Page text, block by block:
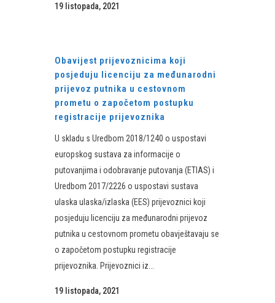
19 listopada, 2021
Obavijest prijevoznicima koji
posjeduju licenciju za međunarodni
prijevoz putnika u cestovnom
prometu o započetom postupku
registracije prijevoznika
U skladu s Uredbom 2018/1240 o uspostavi
europskog sustava za informacije o
putovanjima i odobravanje putovanja (ETIAS) i
Uredbom 2017/2226 o uspostavi sustava
ulaska ulaska/izlaska (EES) prijevoznici koji
posjeduju licenciju za međunarodni prijevoz
putnika u cestovnom prometu obavještavaju se
o započetom postupku registracije
prijevoznika. Prijevoznici iz...
19 listopada, 2021